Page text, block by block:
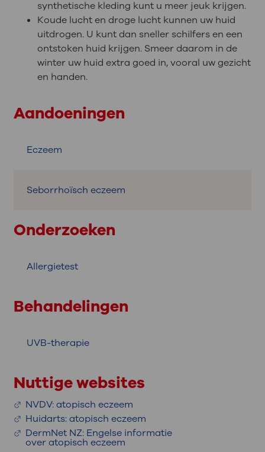
synthetische kleding kunt u meer jeuk krijgen.
Koude lucht en droge lucht kunnen uw huid
uitdrogen. U kunt dan sneller schilfers en een
ontstoken huid krijgen. Smeer daarom in de
winter uw huid extra goed in, vooral uw gezicht
en handen.
Aandoeningen
Eczeem
Seborrhoïsch eczeem
Onderzoeken
Allergietest
Behandelingen
UVB-therapie
Nuttige websites
NVDV: atopisch eczeem
Huidarts: atopisch eczeem
DermNet NZ: Engelse informatie
over atopisch eczeem